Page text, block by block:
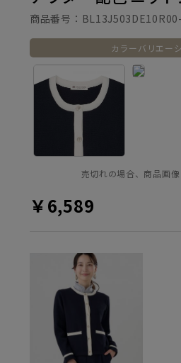
￥6,589
商品番号：
カラーバリエー
売切れの場合、商品画